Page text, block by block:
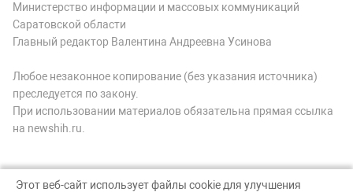
Министерство информации и массовых коммуникаций
Саратовской области
Главный редактор Валентина Андреевна Усинова
Любое незаконное копирование (без указания источника)
преследуется по закону.
При использовании материалов обязательна прямая ссылка
на newshih.ru.
Этот веб-сайт использует файлы cookie для улучшения